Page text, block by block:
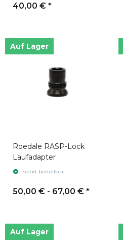
40,00 € *
Auf Lager
Roedale RASP-Lock
Laufadapter
sofort bestellbar
50,00 € - 67,00 € *
Auf Lager